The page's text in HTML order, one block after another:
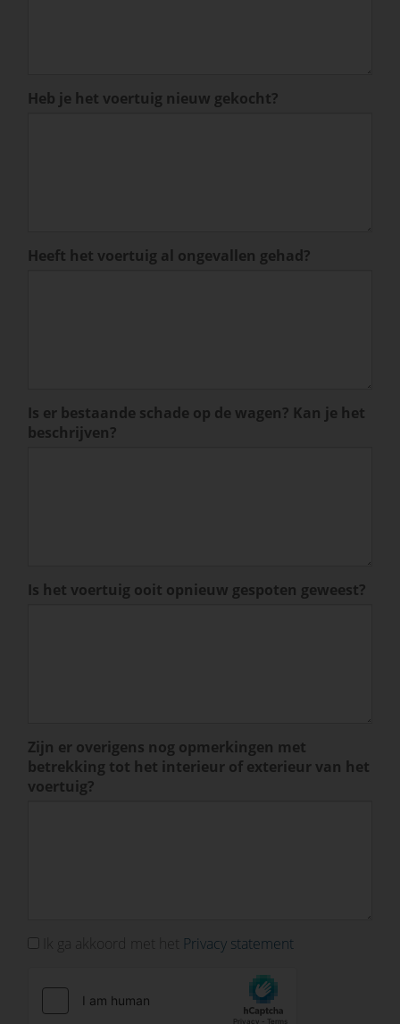
Heb je het voertuig nieuw gekocht?
Heeft het voertuig al ongevallen gehad?
Is er bestaande schade op de wagen? Kan je het
beschrijven?
Is het voertuig ooit opnieuw gespoten geweest?
Zijn er overigens nog opmerkingen met
betrekking tot het interieur of exterieur van het
voertuig?
Ik ga akkoord met het Privacy statement